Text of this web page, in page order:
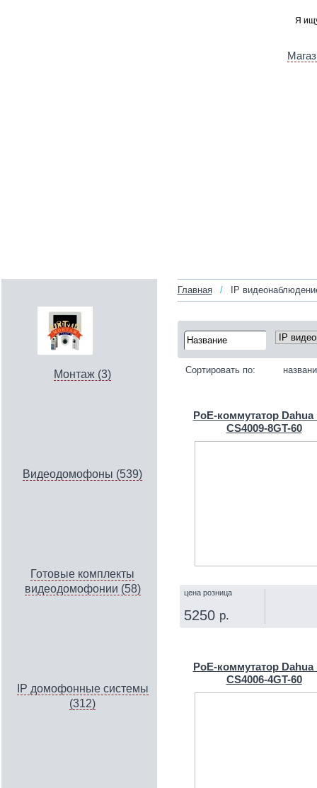
Монтаж (3)
Видеодомофоны (539)
Готовые комплекты
видеодомофонии (58)
IP домофонные системы
(312)
Главная / IP
Сортировать по:
PoE-коммутатор Dahua
CS4009-8GT-60
цена розница
5250 р.
PoE-коммутатор Dahua
CS4006-4GT-60